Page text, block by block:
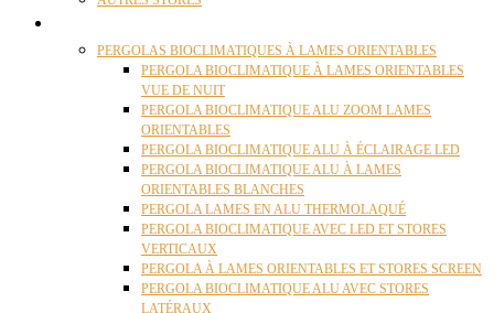
PERGOLAS BIOCLIMATIQUES À LAMES ORIENTABLES
PERGOLA BIOCLIMATIQUE À LAMES ORIENTABLES
VUE DE NUIT
PERGOLA BIOCLIMATIQUE ALU ZOOM LAMES
ORIENTABLES
PERGOLA BIOCLIMATIQUE ALU À ÉCLAIRAGE LED
PERGOLA BIOCLIMATIQUE ALU À LAMES
ORIENTABLES BLANCHES
PERGOLA LAMES EN ALU THERMOLAQUÉ
PERGOLA BIOCLIMATIQUE AVEC LED ET STORES
VERTICAUX
PERGOLA À LAMES ORIENTABLES ET STORES SCREEN
PERGOLA BIOCLIMATIQUE ALU AVEC STORES
LATÉRAUX